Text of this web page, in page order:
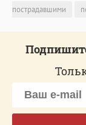
пострадавшими